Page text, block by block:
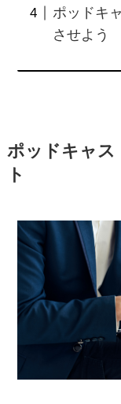
ポッドキ
させよう
ポッドキャス
ト